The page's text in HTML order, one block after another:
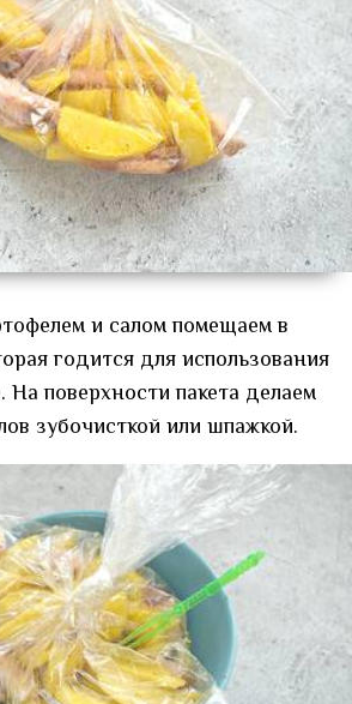
и салом помещаем в
годится для использования
На поверхности пакета делаем
зубочисткой или шпажкой.